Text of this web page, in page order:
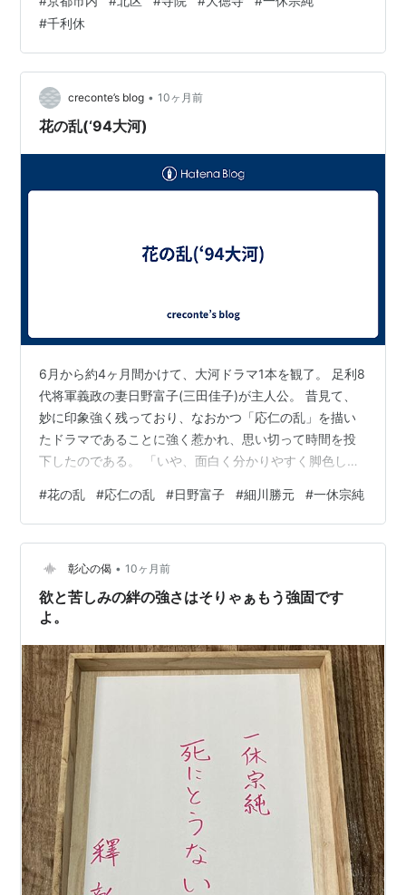
で・・・ 駄目元で久々に京都市内の観光寺院へ・・・取
り敢えず北区辺りへ行ってみよう・・・ 天神川通りを福
王子迄北上し福王子の交差点を右折・・・ 仁和寺の前を
通り・・・竜安寺・・・金閣寺へ・・・多少の混み方は
しているが以前のように動かないということも無
い・・・ 法堂はっとう 金閣寺のバス停も混雑…
#千利休
creconte’s blog • 10ヶ月前
花の乱(‘94大河)
6月から約4ヶ月間かけて、大河ドラマ1本を観了。 足利8
代将軍義政の妻日野富子(三田佳子)が主人公。 昔見て、
妙に印象強く残っており、なおかつ「応仁の乱」を描い
たドラマであることに強く惹かれ、思い切って時間を投
下したのである。 「いや、面白く分かりやすく脚色し過
「NHK大河らしい」ドラマで、文句なしの面白さだった
と言えるだろう。 箇条書き的に、感想を整理していこ
う。 (なお興味を持ちながら、史実は特に確かめてない。
呉座雄一「応仁の乱」すら読んでないレベル) ・幕臣と守
護大名連の、分かりやすく魅力的なキャラクターの描か
れ方。 細川勝元、山名宗全、大内…
#花の乱 #応仁の乱 #日野富子 #細川勝元 #一休宗純
彰心の偈 • 10ヶ月前
欲と苦しみの絆の強さはそりゃぁもう強固です
よ。